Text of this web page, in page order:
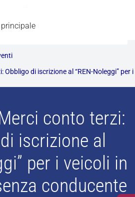
di iscrizione al “REN-Noleggi”
conto terzi:
iscrizione al
per i veicoli in
conducente